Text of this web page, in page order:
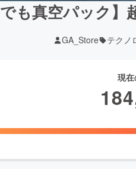
でも真空パック
GA_Store テクノ
現